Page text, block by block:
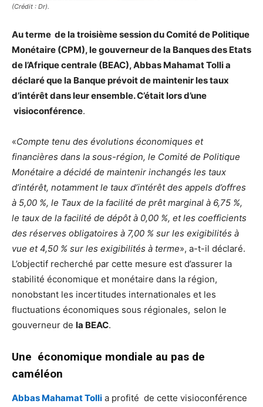
(Crédit : Dr).
Au terme de la troisième session du Comité de Politique
Monétaire (CPM), le gouverneur de la Banques des Etats
de l’Afrique centrale (BEAC), Abbas Mahamat Tolli a
déclaré que la Banque prévoit de maintenir les taux
d’intérêt dans leur ensemble. C’était lors d’une
visioconférence.
«Compte tenu des évolutions économiques et
financières dans la sous-région, le Comité de Politique
Monétaire a décidé de maintenir inchangés les taux
d’intérêt, notamment le taux d’intérêt des appels d’offres
à 5,00 %, le Taux de la facilité de prêt marginal à 6,75 %,
le taux de la facilité de dépôt à 0,00 %, et les coefficients
des réserves obligatoires à 7,00 % sur les exigibilités à
vue et 4,50 % sur les exigibilités à terme», a-t-il déclaré.
L’objectif recherché par cette mesure est d’assurer la
stabilité économique et monétaire dans la région,
nonobstant les incertitudes internationales et les
fluctuations économiques sous régionales, selon le
gouverneur de la BEAC.
Une économique mondiale au pas de
caméléon
Abbas Mahamat Tolli a profité de cette visioconférence